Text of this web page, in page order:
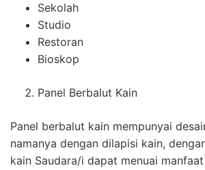
Sekolah
Studio
Restoran
Bioskop
Panel Berbalut Kain
Panel berbalut kain mempunyai
namanya dengan dilapisi kain,
kain Saudara/i dapat menuai